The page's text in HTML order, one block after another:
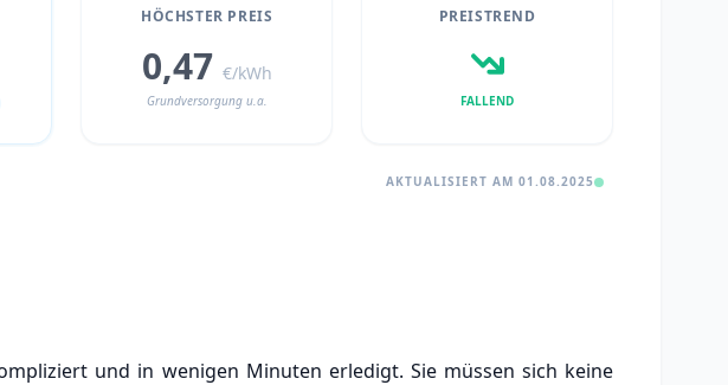
HÖCHSTER PREIS
0,47 €/kWh
Grundversorgung u.a.
PREISTREND
FALLEND
AKTUALISIERT AM 01.08.2025
und in wenigen Minuten erledigt. Sie müssen sich keine